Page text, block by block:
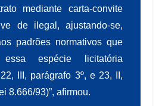
mediante carta-convite
de ilegal, ajustando-se,
padrões normativos que
essa espécie licitatória
III, parágrafo 3º, e 23, II,
8.666/93)”, afirmou.